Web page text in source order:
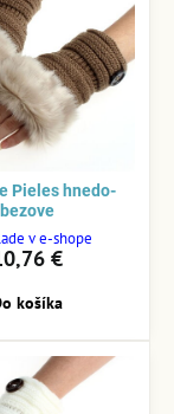
Pieles hnedo-
bezove
v e-shope
€
košíka